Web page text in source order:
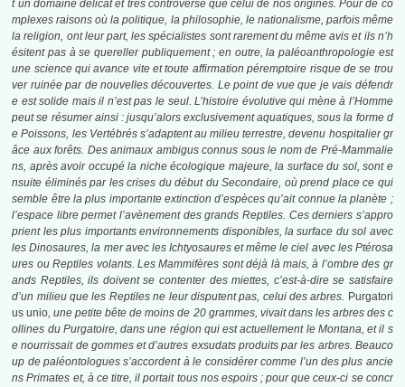
t un domaine délicat et très controversé que celui de nos origines. Pour de co
mplexes raisons où la politique, la philosophie, le nationalisme, parfois même
la religion, ont leur part, les spécialistes sont rarement du même avis et ils n’h
ésitent pas à se quereller publiquement ; en outre, la paléoanthropologie est
une science qui avance vite et toute affirmation péremptoire risque de se trou
ver ruinée par de nouvelles découvertes. Le point de vue que je vais défendr
e est solide mais il n’est pas le seul. L’histoire évolutive qui mène à l’Homme
peut se résumer ainsi : jusqu’alors exclusivement aquatiques, sous la forme d
e Poissons, les Vertébrés s’adaptent au milieu terrestre, devenu hospitalier gr
âce aux forêts. Des animaux ambigus connus sous le nom de Pré-Mammalie
ns, après avoir occupé la niche écologique majeure, la surface du sol, sont e
nsuite éliminés par les crises du début du Secondaire, où prend place ce qui
semble être la plus importante extinction d’espèces qu’ait connue la planète ;
l’espace libre permet l’avènement des grands Reptiles. Ces derniers s’appro
prient les plus importants environnements disponibles, la surface du sol avec
les Dinosaures, la mer avec les Ichtyosaures et même le ciel avec les Ptérosa
ures ou Reptiles volants. Les Mammifères sont déjà là mais, à l’ombre des gr
ands Reptiles, ils doivent se contenter des miettes, c’est-à-dire se satisfaire
d’un milieu que les Reptiles ne leur disputent pas, celui des arbres. Purgatori
us unio,une petite bête de moins de 20 grammes, vivait dans les arbres des c
ollines du Purgatoire, dans une région qui est actuellement le Montana, et il s
e nourrissait de gommes et d’autres exsudats produits par les arbres. Beauco
up de paléontologues s’accordent à le considérer comme l’un des plus ancie
ns Primates et, à ce titre, il portait tous nos espoirs ; pour que ceux-ci se concr